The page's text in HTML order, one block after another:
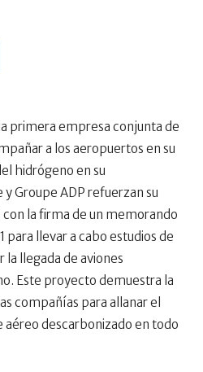
primera empresa conjunta de
a los aeropuertos en su
hidrógeno en su
Groupe ADP refuerzan su
con la firma de un memorando
llevar a cabo estudios de
la llegada de aviones
Este proyecto demuestra la
compañías para allanar el
descarbonizado en todo